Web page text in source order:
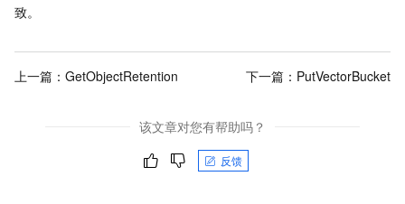
致。
上一篇： GetObjectRetention 下一篇： PutVectorBucket
该文章对您有帮助吗？
反馈